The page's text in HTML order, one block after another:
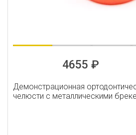
4655 ₽
Демонстрационная
челюсти с металлическими